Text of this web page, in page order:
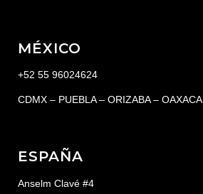
MÉXICO
+52 55 96024624
CDMX – PUEBLA – ORIZABA – OAXACA
ESPAÑA
Anselm Clavé #4